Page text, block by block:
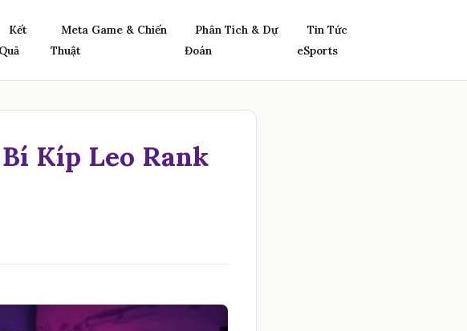
Kết
Quả
Meta Game & Chiến
Thuật
Phân Tích & Dự
Đoán
Tin Tức
eSports
Kíp Leo Rank